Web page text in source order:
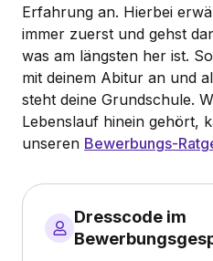
Erfahrung an. Hierbei
immer zuerst und gehst
was am längsten her ist.
mit deinem Abitur an und
steht deine Grundschule.
Lebenslauf hinein gehört,
unseren Bewerbungs-
Dresscode im